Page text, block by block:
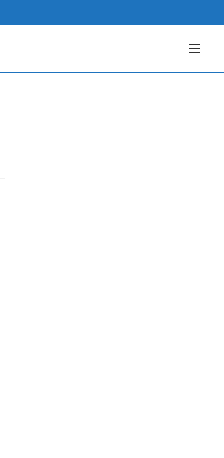
View
Menu